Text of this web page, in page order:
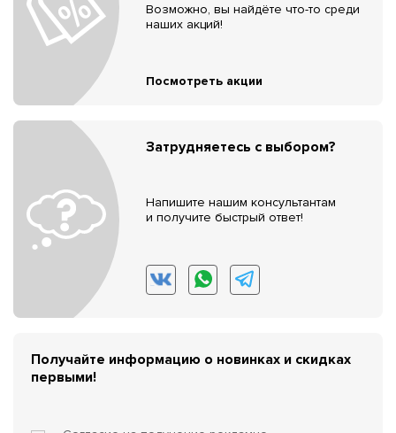
Возможно, вы найдёте что-то среди
наших акций!
Посмотреть акции
Затрудняетесь с выбором?
Напишите нашим консультантам
и получите быстрый ответ!
Получайте информацию о новинках и скидках
первыми!